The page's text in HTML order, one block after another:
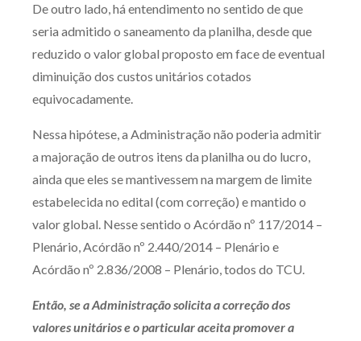
De outro lado, há entendimento no sentido de que
seria admitido o saneamento da planilha, desde que
reduzido o valor global proposto em face de eventual
diminuição dos custos unitários cotados
equivocadamente.
Nessa hipótese, a Administração não poderia admitir
a majoração de outros itens da planilha ou do lucro,
ainda que eles se mantivessem na margem de limite
estabelecida no edital (com correção) e mantido o
valor global. Nesse sentido o Acórdão nº 117/2014 –
Plenário, Acórdão nº 2.440/2014 – Plenário e
Acórdão nº 2.836/2008 – Plenário, todos do TCU.
Então, se a Administração solicita a correção dos
valores unitários e o particular aceita promover a